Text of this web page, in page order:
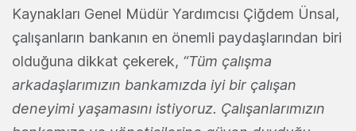
Kaynakları Genel Müdür Yardımcısı Çiğdem Ünsal,
çalışanların bankanın en önemli paydaşlarından biri
olduğuna dikkat çekerek, “Tüm çalışma
arkadaşlarımızın bankamızda iyi bir çalışan
deneyimi yaşamasını istiyoruz. Çalışanlarımızın